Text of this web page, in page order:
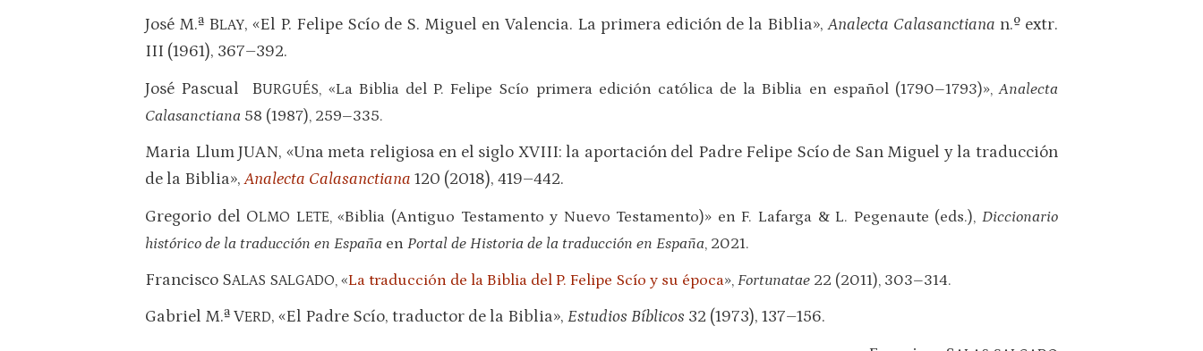
José M.ª BLAY, «El P. Felipe Scío de S. Miguel en Valencia. La primera edición de la Biblia»,Analecta Calasanctiana n.º extr.
III (1961), 367–392.
José Pascual BURGUÉS, «La Biblia del P. Felipe Scío primera edición católica de la Biblia en español (1790–1793)»,Analecta
Calasanctiana 58 (1987), 259–335.
Maria Llum JUAN, «Una meta religiosa en el siglo XVIII: la aportación del Padre Felipe Scío de San Miguel y la traducción
de la Biblia»,Analecta Calasanctiana 120 (2018), 419–442.
Gregorio del OLMO LETE, «Biblia (Antiguo Testamento y Nuevo Testamento)» en F. Lafarga & L. Pegenaute (eds.),Diccionario
histórico de la traducción en España en Portal de Historia de la traducción en España, 2021.
Francisco SALAS SALGADO, «La traducción de la Biblia del P. Felipe Scío y su época», Fortunatae 22 (2011), 303–314.
Gabriel M.ª VERD, «El Padre Scío, traductor de la Biblia», Estudios Bíblicos 32 (1973), 137–156.